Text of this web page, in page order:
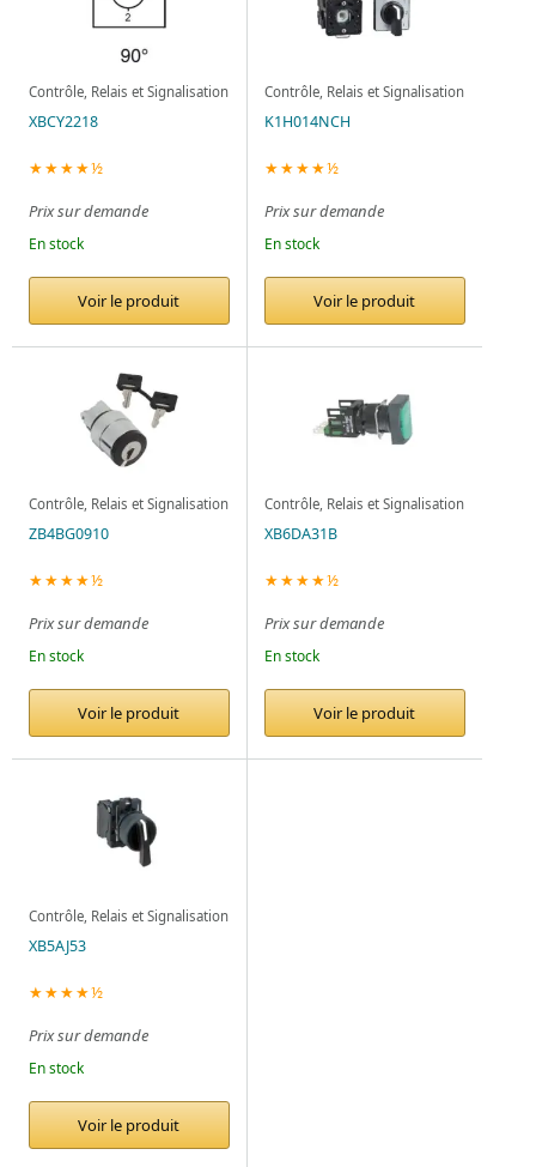
Contrôle, Relais et Signalisation
XBCY2218
★★★★½
Prix sur demande
En stock
Voir le produit
Contrôle, Relais et Signalisation
K1H014NCH
★★★★½
Prix sur demande
En stock
Voir le produit
Contrôle, Relais et Signalisation
ZB4BG0910
★★★★½
Prix sur demande
En stock
Voir le produit
Contrôle, Relais et Signalisation
XB6DA31B
★★★★½
Prix sur demande
En stock
Voir le produit
Contrôle, Relais et Signalisation
XB5AJ53
★★★★½
Prix sur demande
En stock
Voir le produit